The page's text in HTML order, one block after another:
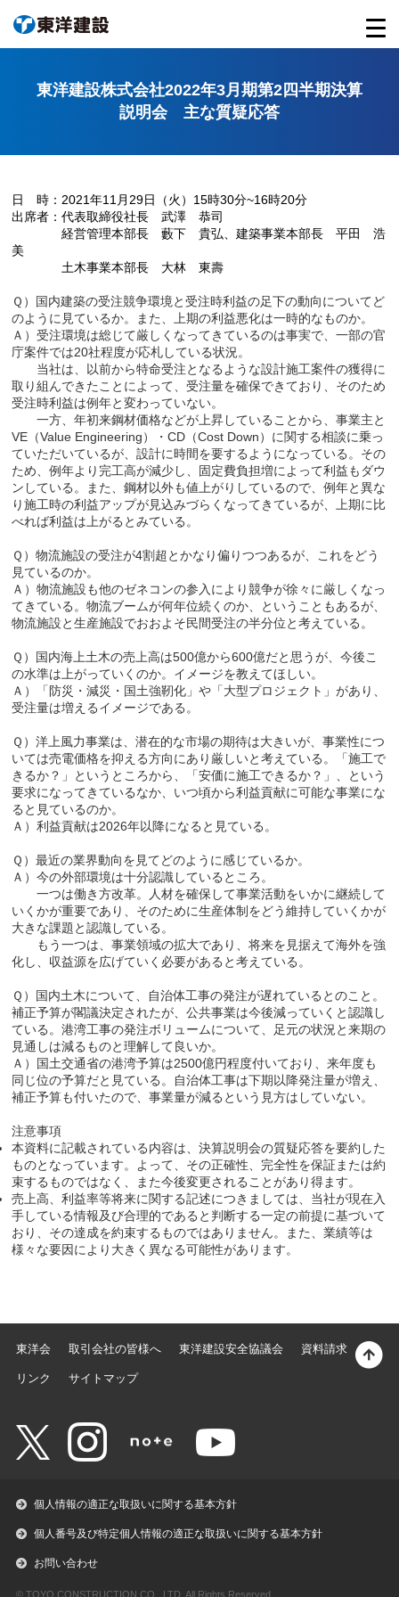
東洋建設株式会社2022年3月期第2四半期決算
説明会 主な質疑応答
日 時： 2021年11 月 29日（火） 15時30分~16時20分
出席者：代表取締役社長 武澤 恭司
経営管理本部長 藪下 貴弘、建築事業本部長 平田 浩
美
土木事業本部長 大林 東壽
Ｑ）国内建築の受注競争環境と受注時利益の足下の動向についてど
のように見ているか。また、上期の利益悪化は一時的なものか。
Ａ）受注環境は総じて厳しくなってきているのは事実で、一部の官
庁案件では20社程度が応札している状況。
当社は、以前から特命受注となるような設計施工案件の獲得に
取り組んできたことによって、受注量を確保できており、そのため
受注時利益は例年と変わっていない。
一方、年初来鋼材価格などが上昇していることから、事業主と
VE（Value Engineering）・CD（Cost Down）に関する相談に乗っ
ていただいているが、設計に時間を要するようになっている。その
ため、例年より完工高が減少し、固定費負担増によって利益もダウ
ンしている。また、鋼材以外も値上がりしているので、例年と異な
り施工時の利益アップが見込みづらくなってきているが、上期に比
べれば利益は上がるとみている。
Ｑ）物流施設の受注が4割超とかなり偏りつつあるが、これをどう
見ているのか。
Ａ）物流施設も他のゼネコンの参入により競争が徐々に厳しくなっ
てきている。物流ブームが何年位続くのか、ということもあるが、
物流施設と生産施設でおおよそ民間受注の半分位と考えている。
Ｑ）国内海上土木の売上高は500億から600億だと思うが、今後こ
の水準は上がっていくのか。イメージを教えてほしい。
Ａ）「防災・減災・国土強靭化」や「大型プロジェクト」があり、
受注量は増えるイメージである。
Ｑ）洋上風力事業は、潜在的な市場の期待は大きいが、事業性につ
いては売電価格を抑える方向にあり厳しいと考えている。「施工で
きるか？」というところから、「安価に施工できるか？」、という
要求になってきているなか、いつ頃から利益貢献に可能な事業にな
ると見ているのか。
Ａ）利益貢献は2026年以降になると見ている。
Ｑ）最近の業界動向を見てどのように感じているか。
Ａ）今の外部環境は十分認識しているところ。
一つは働き方改革。人材を確保して事業活動をいかに継続して
いくかが重要であり、そのために生産体制をどう維持していくかが
大きな課題と認識している。
もう一つは、事業領域の拡大であり、将来を見据えて海外を強
化し、収益源を広げていく必要があると考えている。
Ｑ）国内土木について、自治体工事の発注が遅れているとのこと。
補正予算が閣議決定されたが、公共事業は今後減っていくと認識し
ている。港湾工事の発注ボリュームについて、足元の状況と来期の
見通しは減るものと理解して良いか。
Ａ）国土交通省の港湾予算は2500億円程度付いており、来年度も
同じ位の予算だと見ている。自治体工事は下期以降発注量が増え、
補正予算も付いたので、事業量が減るという見方はしていない。
注意事項
本資料に記載されている内容は、決算説明会の質疑応答を要約した
ものとなっています。よって、その正確性、完全性を保証または約
束するものではなく、また今後変更されることがあり得ます。
売上高、利益率等将来に関する記述につきましては、当社が現在入
手している情報及び合理的であると判断する一定の前提に基づいて
おり、その達成を約束するものではありません。また、業績等は
様々な要因により大きく異なる可能性があります。
東洋会 取引会社の皆様へ 東洋建設安全協議会 資料請求
リンク サイトマップ
個人情報の適正な取扱いに関する基本方針
個人番号及び特定個人情報の適正な取扱いに関する基本方針
お問い合わせ
© TOYO CONSTRUCTION CO., LTD. All Rights Reserved.